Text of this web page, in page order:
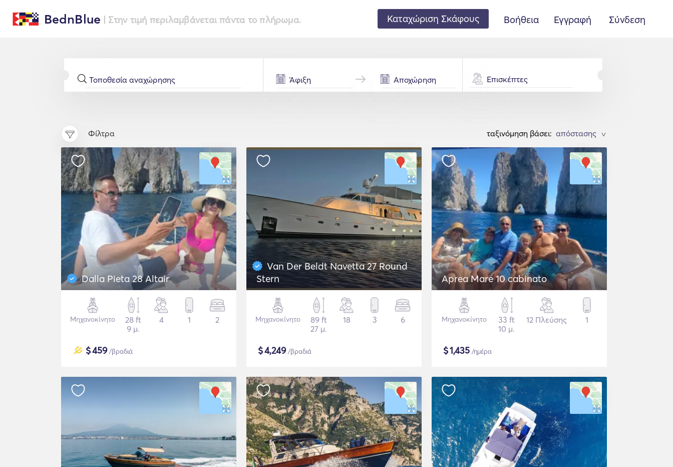
BednBlue | Στην τιμή περιλαμβάνεται πάντα το πλήρωμα. Καταχώριση Σκάφους Βοήθεια Εγγραφή Σύνδεση
Επισκέπτες
Φίλτρα ταξινόμηση βάσει: >
Dalla Pieta 28 Altair
Μηχανοκίνητο
28 ft
9 μ.
4 1 2
$459/βραδιά
Van Der Beldt Navetta 27 Round
Stern
Μηχανοκίνητο
89 ft
27 μ.
18 3 6
$4,249/βραδιά
Aprea Mare 10 cabinato
Μηχανοκίνητο
33 ft
10 μ.
12 Πλεύσης 1
$1,435 /ημέρα